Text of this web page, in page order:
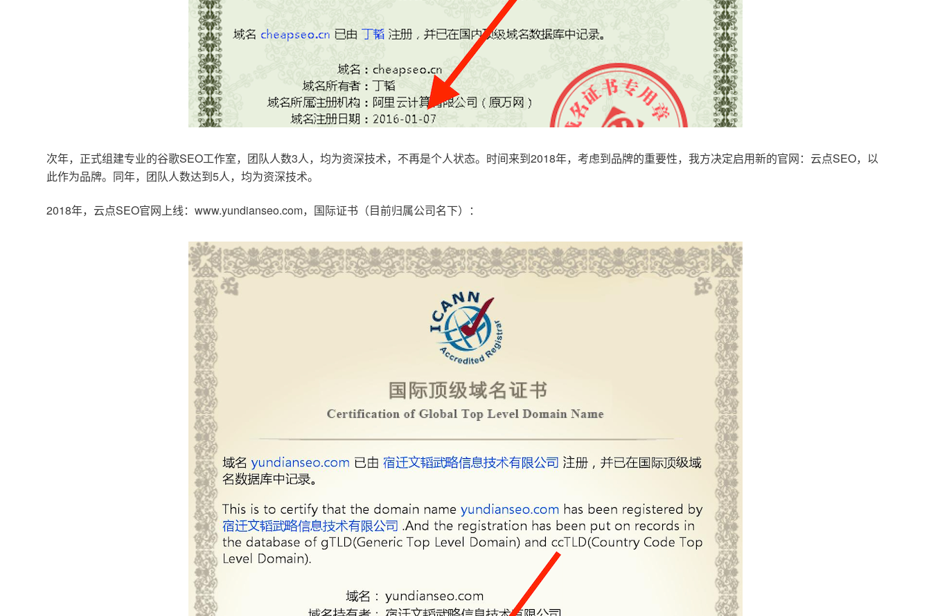
次年，正式组建专业的谷歌SEO工作室，团队人数3人，均为资深技术，不再是个人状态。时间来到2018年，考虑到品牌的重要性，我方决定启用新的官网：云点SEO，以
此作为品牌。同年，团队人数达到5人，均为资深技术。
2018年，云点SEO官网上线：www.yundianseo.com，国际证书（目前归属公司名下）：